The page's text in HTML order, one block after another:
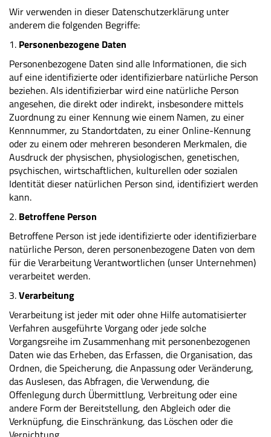
Wir verwenden in dieser Datenschutzerklärung unter
anderem die folgenden Begriffe:
1. Personenbezogene Daten
Personenbezogene Daten sind alle Informationen, die sich
auf eine identifizierte oder identifizierbare natürliche Person
beziehen. Als identifizierbar wird eine natürliche Person
angesehen, die direkt oder indirekt, insbesondere mittels
Zuordnung zu einer Kennung wie einem Namen, zu einer
Kennnummer, zu Standortdaten, zu einer Online-Kennung
oder zu einem oder mehreren besonderen Merkmalen, die
Ausdruck der physischen, physiologischen, genetischen,
psychischen, wirtschaftlichen, kulturellen oder sozialen
Identität dieser natürlichen Person sind, identifiziert werden
kann.
2. Betroffene Person
Betroffene Person ist jede identifizierte oder identifizierbare
natürliche Person, deren personenbezogene Daten von dem
für die Verarbeitung Verantwortlichen (unser Unternehmen)
verarbeitet werden.
3.Verarbeitung
Verarbeitung ist jeder mit oder ohne Hilfe automatisierter
Verfahren ausgeführte Vorgang oder jede solche
Vorgangsreihe im Zusammenhang mit personenbezogenen
Daten wie das Erheben, das Erfassen, die Organisation, das
Ordnen, die Speicherung, die Anpassung oder Veränderung,
das Auslesen, das Abfragen, die Verwendung, die
Offenlegung durch Übermittlung, Verbreitung oder eine
andere Form der Bereitstellung, den Abgleich oder die
Verknüpfung, die Einschränkung, das Löschen oder die